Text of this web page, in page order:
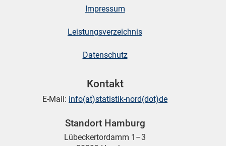
Impressum
Leistungsverzeichnis
Datenschutz
Kontakt
E-Mail: info(at)statistik-nord(dot)de
Standort Hamburg
Lübeckertordamm 1–3